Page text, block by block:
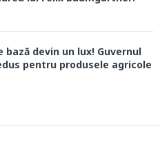
bază devin un lux! Guvernul
pentru produsele agricole